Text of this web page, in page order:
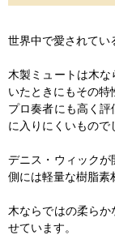
世界中で愛されてい
木製ミュートは木
いたときにもその特
プロ奏者にも高く
に入りにくいもので
デニス・ウィック
側には軽量な樹脂素
木ならではの柔ら
せています。